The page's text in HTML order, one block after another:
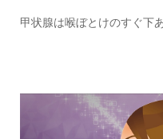
甲状腺は喉ぼとけのすぐ下